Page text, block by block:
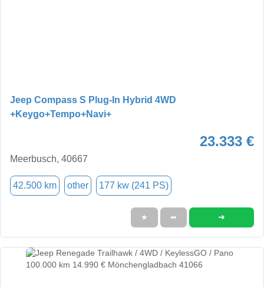
Jeep Compass S Plug-In Hybrid 4WD
+Keygo+Tempo+Navi+
23.333 €
Meerbusch, 40667
42.500 km other 177 kw (241 PS)
★ ➦ ➜